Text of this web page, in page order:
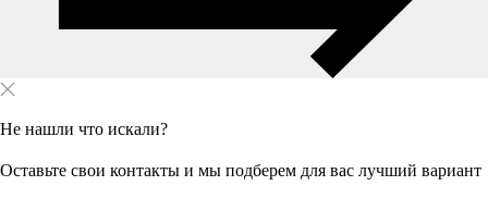
Не нашли что искали?
Оставьте свои контакты и мы подберем для вас лучший вариант